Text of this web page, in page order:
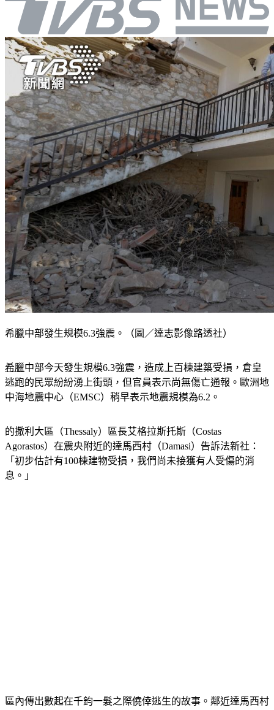
希臘中部發生規模6.3強震。（圖／達志影像路透社）
希臘中部今天發生規模6.3強震，造成上百棟建築受損，倉皇
逃跑的民眾紛紛湧上街頭，但官員表示尚無傷亡通報。歐洲地
中海地震中心（EMSC）稍早表示地震規模為6.2。
的撒利大區（Thessaly）區長艾格拉斯托斯（Costas
Agorastos）在震央附近的達馬西村（Damasi）告訴法新社：
「初步估計有100棟建物受損，我們尚未接獲有人受傷的消
息。」
區內傳出數起在千鈞一髮之際僥倖逃生的故事。鄰近達馬西村